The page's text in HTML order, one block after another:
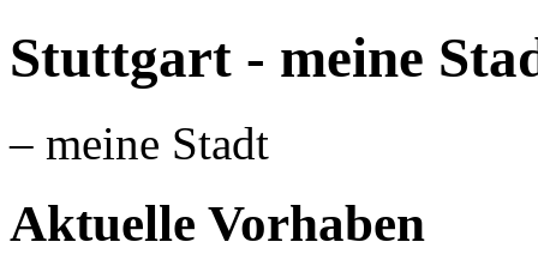
Stuttgart - meine
– meine Stadt
Aktuelle Vorhaben